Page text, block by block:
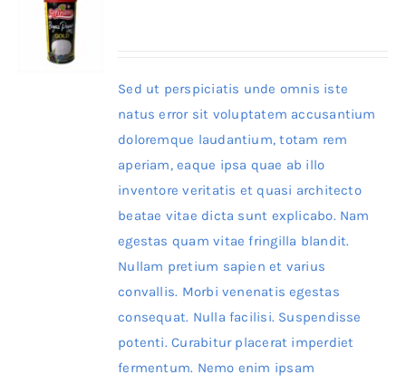
Sed ut perspiciatis unde omnis iste
natus error sit voluptatem accusantium
doloremque laudantium, totam rem
aperiam, eaque ipsa quae ab illo
inventore veritatis et quasi architecto
beatae vitae dicta sunt explicabo. Nam
egestas quam vitae fringilla blandit.
Nullam pretium sapien et varius
convallis. Morbi venenatis egestas
consequat. Nulla facilisi. Suspendisse
potenti. Curabitur placerat imperdiet
fermentum. Nemo enim ipsam